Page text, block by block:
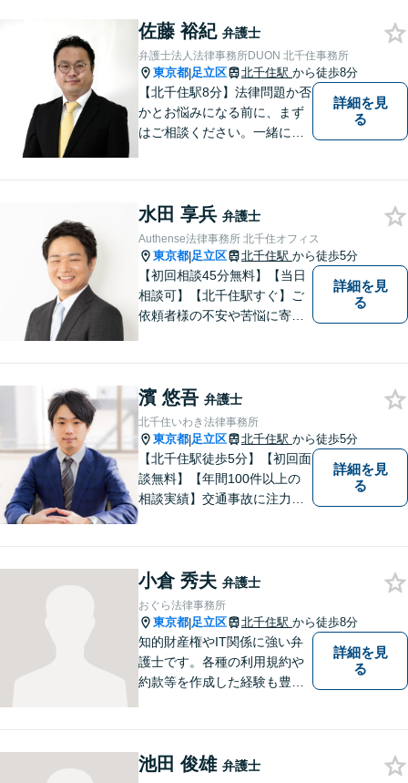
解決を見つけ出すことを目指
します。
佐藤 裕紀 弁護士
弁護士法人法律事務所DUON 北千住事務所
東京都|足立区 北千住駅 から徒歩8分
【北千住駅8分】法律問題か否
かとお悩みになる前に、まず
はご相談ください。一緒に考
詳細を見
る
水田 享兵 弁護士
Authense法律事務所 北千住オフィス
東京都|足立区 北千住駅 から徒歩5分
【初回相談45分無料】【当日
相談可】【北千住駅すぐ】ご
依頼者様の不安や苦悩に寄り
題解決後の人生も見据えてサ
ポートします。
詳細を見
る
濱 悠吾 弁護士
北千住いわき法律事務所
東京都|足立区 北千住駅 から徒歩5分
【北千住駅徒歩5分】【初回面
談無料】【年間100件以上の
相談実績】交通事故に注力し
間／休日対応可能】新たな生
活へと導けるよう、尽力しま
す。
詳細を見
る
小倉 秀夫 弁護士
おぐら法律事務所
東京都|足立区 北千住駅 から徒歩8分
知的財産権やIT関係に強い弁
護士です。各種の利用規約や
約款等を作成した経験も豊富
ット上での誹謗中傷対策も得
詳細を見
る
池田 俊雄 弁護士